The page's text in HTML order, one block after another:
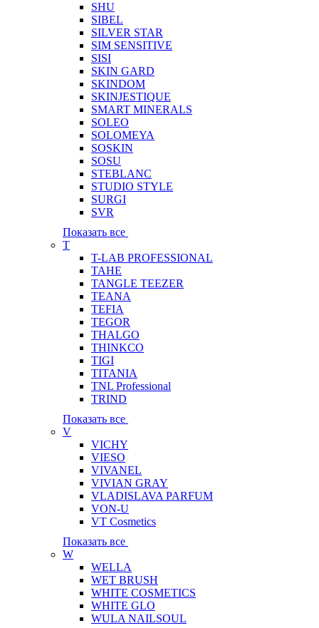
SHU
SIBEL
SILVER STAR
SIM SENSITIVE
SISI
SKIN GARD
SKINDOM
SKINJESTIQUE
SMART MINERALS
SOLEO
SOLOMEYA
SOSKIN
SOSU
STEBLANC
STUDIO STYLE
SURGI
SVR
Показать все
T
T-LAB PROFESSIONAL
TAHE
TANGLE TEEZER
TEANA
TEFIA
TEGOR
THALGO
THINKCO
TIGI
TITANIA
TNL Professional
TRIND
Показать все
V
VICHY
VIESO
VIVANEL
VIVIAN GRAY
VLADISLAVA PARFUM
VON-U
VT Cosmetics
Показать все
W
WELLA
WET BRUSH
WHITE COSMETICS
WHITE GLO
WULA NAILSOUL